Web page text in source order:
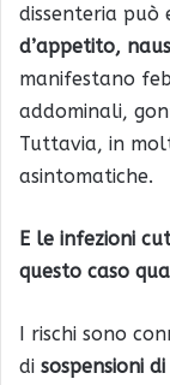
dissenteria può
d’appetito,
manifestano
addominali,
Tuttavia, in
asintomatiche.
E le infezioni
questo caso
I rischi sono
di sospensioni